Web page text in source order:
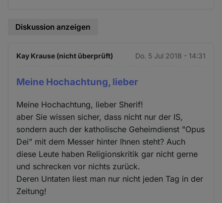
Diskussion anzeigen
Kay Krause (nicht überprüft) Do. 5 Jul 2018 - 14:31
Meine Hochachtung, lieber
Meine Hochachtung, lieber Sherif!
aber Sie wissen sicher, dass nicht nur der IS,
sondern auch der katholische Geheimdienst "Opus
Dei" mit dem Messer hinter Ihnen steht? Auch
diese Leute haben Religionskritik gar nicht gerne
und schrecken vor nichts zurück.
Deren Untaten liest man nur nicht jeden Tag in der
Zeitung!